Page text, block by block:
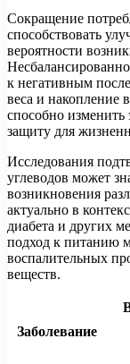
Сокращение
способствовать
вероятности
к негативным
веса и накопление
способно
защиту для
Исследования
углеводов может
возникновения
актуально в
диабета и других
подход к питанию
воспалительных
веществ.
Заболевание